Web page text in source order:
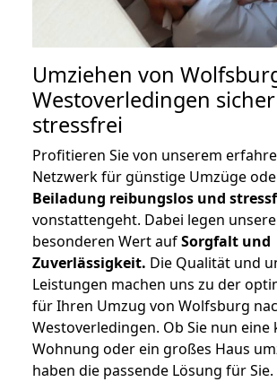
Umziehen von
Westoverledingen
stressfrei
Profitieren Sie von unserem
Netzwerk für günstige Umzüge
Beiladung reibungslos und
vonstattengeht. Dabei legen
besonderen Wert aufSorgfalt und
Zuverlässigkeit. Die Qualität und
Leistungen machen uns zu der
für Ihren Umzug von Wolfsburg
Westoverledingen. Ob Sie nun eine
Wohnung oder ein großes Haus
haben die passende Lösung für Sie.